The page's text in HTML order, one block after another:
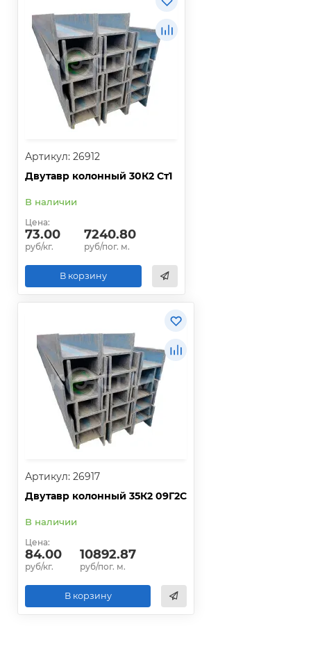
Артикул: 26912
Двутавр колонный 30К2 Ст1
В наличии
Цена:
73.00
руб/кг.
7240.80
руб/пог. м.
В корзину
Артикул: 26917
Двутавр колонный 35К2 09Г2С
В наличии
Цена:
84.00
руб/кг.
10892.87
руб/пог. м.
В корзину